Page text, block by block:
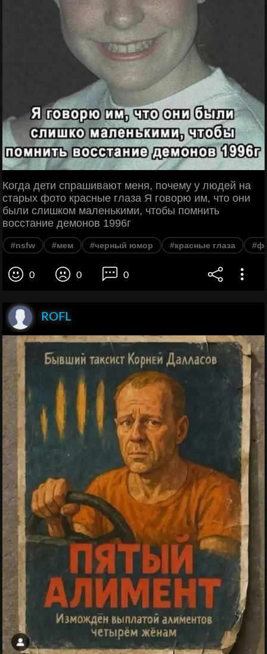
Когда дети спрашивают меня, почему у людей на
старых фото красные глаза Я говорю им, что они
были слишком маленькими, чтобы помнить
восстание демонов 1996г
#nsfw #мем #черный юмор #красные глаза
0 0 0
ROFL